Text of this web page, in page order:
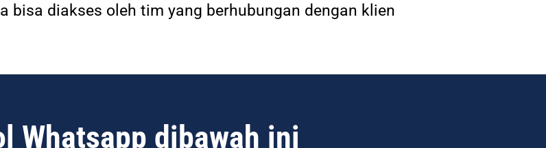
bisa diakses oleh tim yang berhubungan dengan klien
Whatsapp dibawah ini